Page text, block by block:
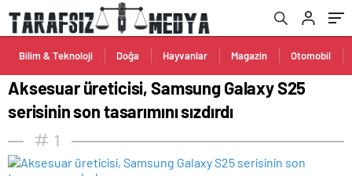
Bilim & Teknoloji Doğa Hayvanlar Magazin Otomobil
Aksesuar üreticisi, Samsung Galaxy S25
serisinin son tasarımını sızdırdı
1